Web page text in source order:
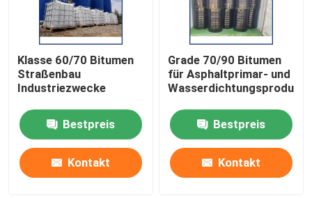
Klasse 60/70 Bitumen
Straßenbau
Industriezwecke
Bestpreis
Kontakt
Grade 70/90 Bitumen
für Asphaltprimar- und
Wasserdichtungsprodukte
Bestpreis
Kontakt